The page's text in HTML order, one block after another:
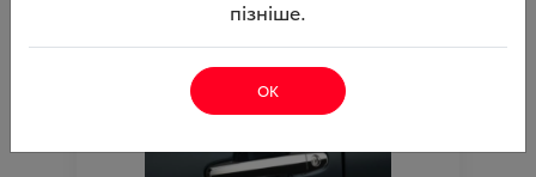
пізніше.
ОК